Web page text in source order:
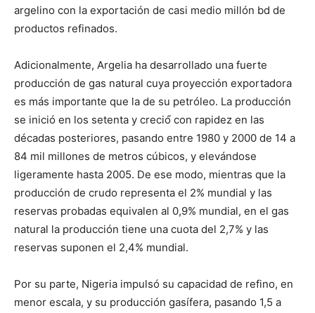
argelino con la exportación de casi medio millón bd de
productos refinados.
Adicionalmente, Argelia ha desarrollado una fuerte
producción de gas natural cuya proyección exportadora
es más importante que la de su petróleo. La producción
se inició en los setenta y creció́ con rapidez en las
décadas posteriores, pasando entre 1980 y 2000 de 14 a
84 mil millones de metros cúbicos, y elevándose
ligeramente hasta 2005. De ese modo, mientras que la
producción de crudo representa el 2% mundial y las
reservas probadas equivalen al 0,9% mundial, en el gas
natural la producción tiene una cuota del 2,7% y las
reservas suponen el 2,4% mundial.
Por su parte, Nigeria impulsó su capacidad de refino, en
menor escala, y su producción gasífera, pasando 1,5 a